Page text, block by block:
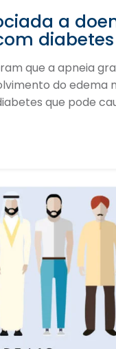
a
diabetes
que a apneia
do edema
que pode